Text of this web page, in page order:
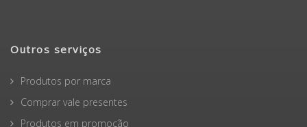
Outros serviços
Produtos por marca
Comprar vale presentes
Produtos em promoção